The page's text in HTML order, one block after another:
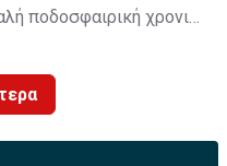
ποδοσφαιρική χρονιά